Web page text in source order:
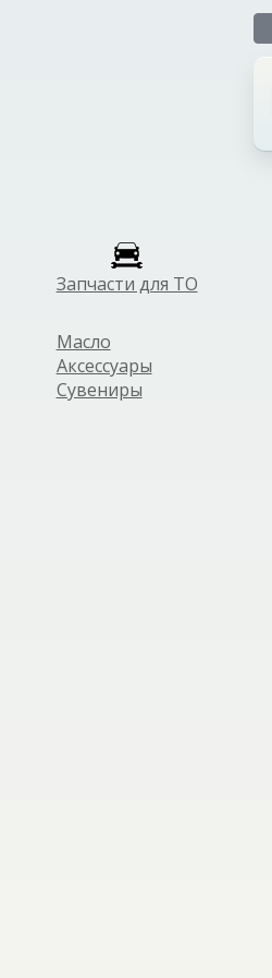
Запчасти для ТО
Масло
Аксессуары
Сувениры